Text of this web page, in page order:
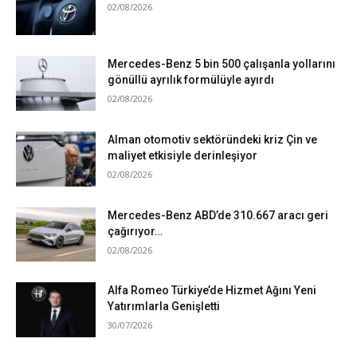
02/08/2026
Mercedes-Benz 5 bin 500 çalışanla yollarını
gönüllü ayrılık formülüyle ayırdı
02/08/2026
Alman otomotiv sektöründeki kriz Çin ve
maliyet etkisiyle derinleşiyor
02/08/2026
Mercedes-Benz ABD’de 310.667 aracı geri
çağırıyor…
02/08/2026
Alfa Romeo Türkiye’de Hizmet Ağını Yeni
Yatırımlarla Genişletti
30/07/2026